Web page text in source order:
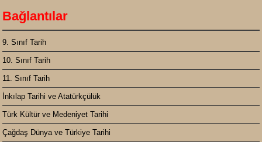
Bağlantılar
9. Sınıf Tarih
10. Sınıf Tarih
11. Sınıf Tarih
İnkılap Tarihi ve Atatürkçülük
Türk Kültür ve Medeniyet Tarihi
Çağdaş Dünya ve Türkiye Tarihi